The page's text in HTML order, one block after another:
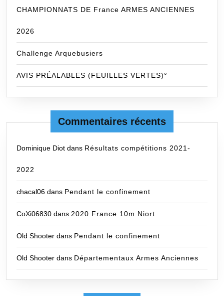
CHAMPIONNATS DE France ARMES ANCIENNES
2026
Challenge Arquebusiers
AVIS PRÉALABLES (FEUILLES VERTES)°
Commentaires récents
Dominique Diot dans Résultats compétitions 2021-
2022
chacal06 dans Pendant le confinement
CoXi06830 dans 2020 France 10m Niort
Old Shooter dans Pendant le confinement
Old Shooter dans Départementaux Armes Anciennes